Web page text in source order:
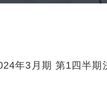
年3月期 第1四半